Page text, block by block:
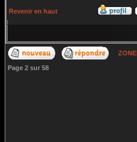
Revenir en haut
Page 2 sur 58